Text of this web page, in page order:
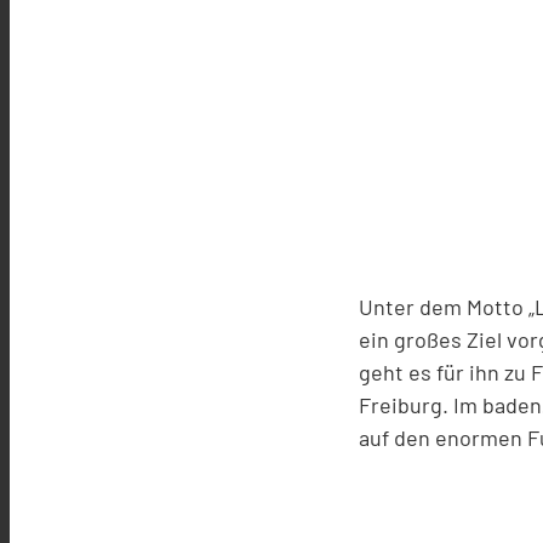
Unter dem Motto
ein großes Ziel
geht es für ihn zu
Freiburg. Im
auf den enormen